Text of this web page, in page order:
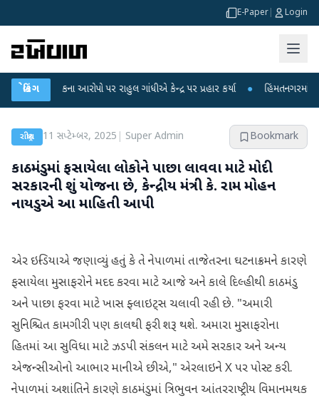
E-Paper Login
બ્રેકિંગ
લીકના આરોપો પર રાહુલ ગાંધીએ કેન્દ્ર પર પ્રહાર કર્યા ● હિંમતનગરમાં રહસ્યમય
રાષ્ટ્રીય 11 સપ્ટેમ્બર, 2025 Super Admin Bookmark
કાઠમંડુમાં ફસાયેલા લોકોને પાછા લાવવા માટે મોદી
સરકારની શું યોજના છે, કેન્દ્રીય મંત્રી કે. રામ મોહન
નાયડુએ આ માહિતી આપી
એર ઇન્ડિયાએ જણાવ્યું હતું કે તે નેપાળમાં તાજેતરના ઘટનાક્રમને કારણે
ફસાયેલા મુસાફરોને મદદ કરવા માટે આજે અને કાલે દિલ્હીથી કાઠમંડુ
અને પાછા ફરવા માટે ખાસ ફ્લાઇટ્સ ચલાવી રહી છે. "અમારી
સુનિશ્ચિત કામગીરી પણ કાલથી ફરી શરૂ થશે. અમારા મુસાફરોના
હિતમાં આ સુવિધા માટે ઝડપી સંકલન માટે અમે સરકાર અને અન્ય
એજન્સીઓનો આભાર માનીએ છીએ," એરલાઇને X પર પોસ્ટ કરી.
નેપાળમાં અશાંતિને કારણે કાઠમંડુમાં ત્રિભુવન આંતરરાષ્ટ્રીય વિમાનમથક